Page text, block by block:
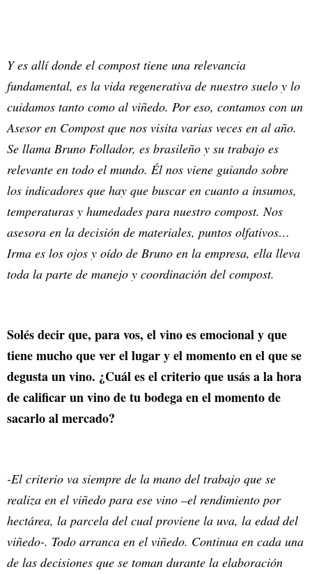
Y es allí donde el compost tiene una relevancia
fundamental, es la vida regenerativa de nuestro suelo y lo
cuidamos tanto como al viñedo. Por eso, contamos con un
Asesor en Compost que nos visita varias veces en al año.
Se llama Bruno Follador, es brasileño y su trabajo es
relevante en todo el mundo. Él nos viene guiando sobre
los indicadores que hay que buscar en cuanto a insumos,
temperaturas y humedades para nuestro compost. Nos
asesora en la decisión de materiales, puntos olfativos…
Irma es los ojos y oído de Bruno en la empresa, ella lleva
toda la parte de manejo y coordinación del compost.
Solés decir que, para vos, el vino es emocional y que
tiene mucho que ver el lugar y el momento en el que se
degusta un vino. ¿Cuál es el criterio que usás a la hora
de calificar un vino de tu bodega en el momento de
sacarlo al mercado?
-El criterio va siempre de la mano del trabajo que se
realiza en el viñedo para ese vino –el rendimiento por
hectárea, la parcela del cual proviene la uva, la edad del
viñedo-. Todo arranca en el viñedo. Continua en cada una
de las decisiones que se toman durante la elaboración